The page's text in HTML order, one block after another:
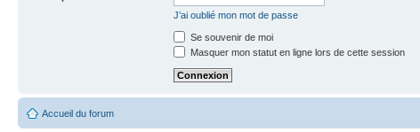
J’ai oublié mon mot de passe
Se souvenir de moi
Masquer mon statut en ligne lors de cette session
Accueil du forum